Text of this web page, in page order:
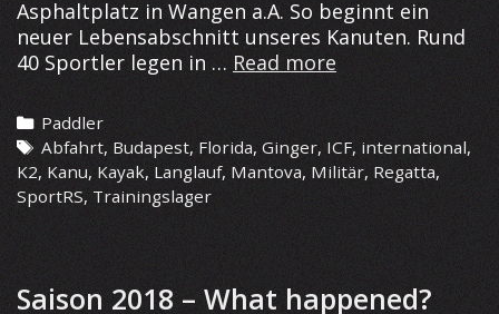
Asphaltplatz in Wangen a.A. So beginnt ein
neuer Lebensabschnitt unseres Kanuten. Rund
40 Sportler legen in …Read more Lange
Zeit
im
Kanu
Categories
Paddler
Tags
Abfahrt, Budapest, Florida,Ginger, ICF, international,
K2, Kanu, Kayak, Langlauf, Mantova, Militär, Regatta,
SportRS, Trainingslager
Saison 2018 – What happened?